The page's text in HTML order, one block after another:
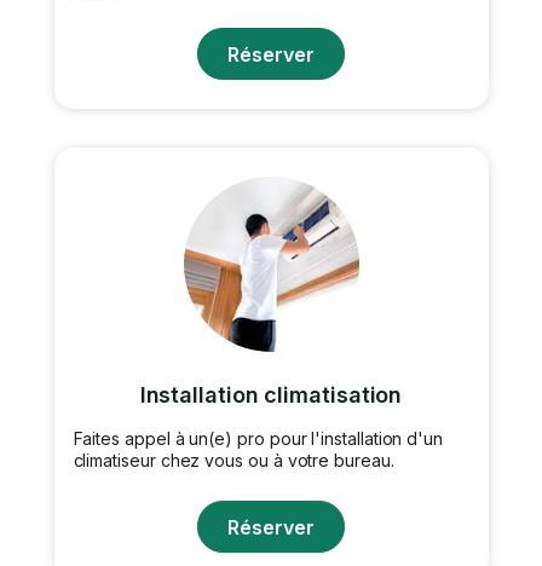
Réserver
Installation climatisation
Faites appel à un(e) pro pour l'installation d'un
climatiseur chez vous ou à votre bureau.
Réserver